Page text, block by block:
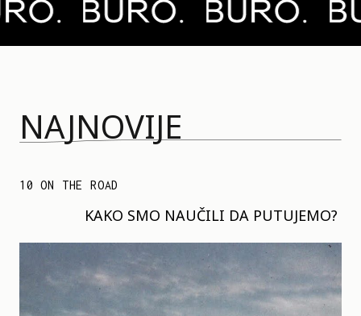
NAJNOVIJE
10 ON THE ROAD
KAKO SMO NAUČILI DA PUTUJEMO?